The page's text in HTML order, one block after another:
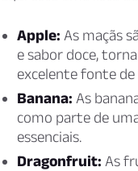
Apple: As maçãs
e sabor doce,
excelente fonte de
Banana: As
como parte de
essenciais.
Dragonfruit: As